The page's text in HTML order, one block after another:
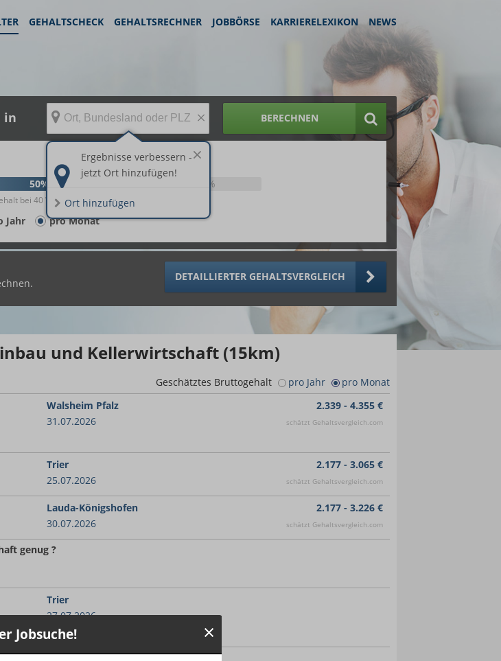
GEHALTSCHECK GEHALTSRECHNER JOBBÖRSE KARRIERELEXIKON NEWS
in
Ergebnisse verbessern -
jetzt Ort hinzufügen!
Ort hinzufügen
× BERECHNEN
3.893 €
50% 25%
bei 40 Wochenstunden.
Jahr pro Monat
DETAILLIERTER GEHALTSVERGLEICH
und Kellerwirtschaft (15km)
Geschätztes Bruttogehalt pro Jahr
pro Monat
Walsheim Pfalz
31.07.2026
2.339 - 4.355 €
schätzt Gehaltsvergleich.com
Trier
25.07.2026
2.177 - 3.065 €
schätzt Gehaltsvergleich.com
Lauda-Königshofen
30.07.2026
2.177 - 3.226 €
schätzt Gehaltsvergleich.com
genug ?
Trier
27.07.2026
Jobsuche!